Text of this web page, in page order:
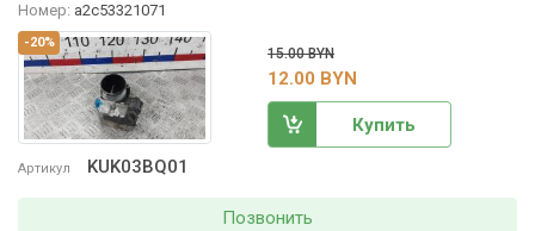
-20%
Артикул KUK03BQ01
Номер: а2с53321071
15.00 BYN
12.00 BYN
Купить
Позвонить